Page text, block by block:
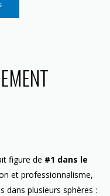
figure de #1 dans le
et professionnalisme,
dans plusieurs sphères :